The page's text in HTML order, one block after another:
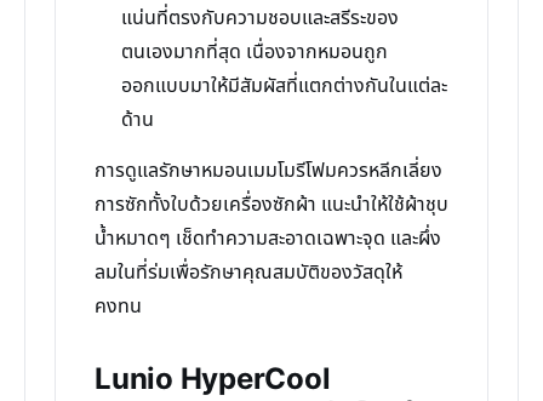
แน่นที่ตรงกับความชอบและสรีระของ
ตนเองมากที่สุด เนื่องจากหมอนถูก
ออกแบบมาให้มีสัมผัสที่แตกต่างกันในแต่ละ
ด้าน
การดูแลรักษาหมอนเมมโมรีโฟมควรหลีกเลี่ยง
การซักทั้งใบด้วยเครื่องซักผ้า แนะนำให้ใช้ผ้าชุบ
น้ำหมาดๆ เช็ดทำความสะอาดเฉพาะจุด และผึ่ง
ลมในที่ร่มเพื่อรักษาคุณสมบัติของวัสดุให้
คงทน
Lunio HyperCool